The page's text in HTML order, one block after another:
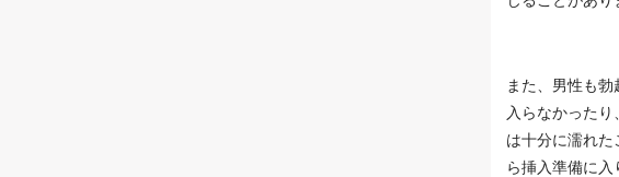
また、男性も
入らなかった
は十分に濡れ
ら挿入準備に入